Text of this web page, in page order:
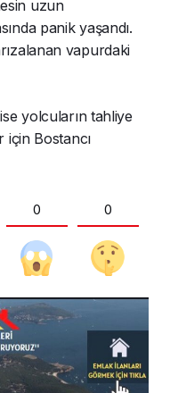
uzun
panik yaşandı.
vapurdaki
yolcuların tahliye
için Bostancı
0 0